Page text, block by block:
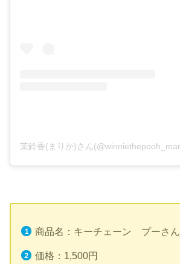
商品名：キーチェーン プーさん
価格：1,500円